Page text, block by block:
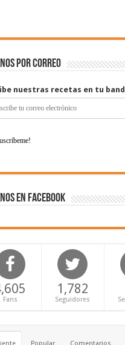
por correo
nuestras recetas en tu
en Facebook
Fans
1,782
Seguidores
Popular Comentarios